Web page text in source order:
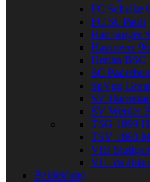
FC Schalke
FC St. Pauli
Hamburger
Hannover 96
Hertha BSC
SC
SpVgg
SV
SV Werder
TSG 1899
TSV 1860
VfB
VfL
Bekleidung